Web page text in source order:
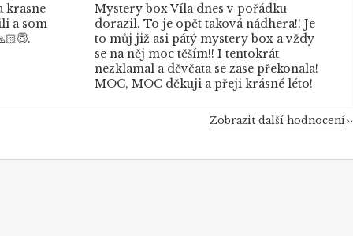
krasne
a som
Mystery box Víla dnes v pořádku
dorazil. To je opět taková nádhera!! Je
to můj již asi pátý mystery box a vždy
se na něj moc těším!! I tentokrát
nezklamal a děvčata se zase překonala!
MOC, MOC děkuji a přeji krásné léto!
Zobrazit další hodnocení